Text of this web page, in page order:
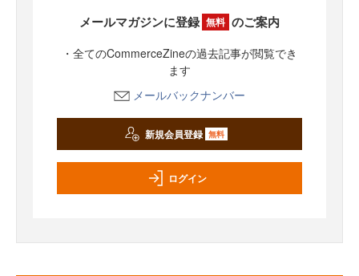
メールマガジンに登録 無料 のご案内
・全てのCommerceZineの過去記事が閲覧でき
ます
メールバックナンバー
新規会員登録 無料
ログイン